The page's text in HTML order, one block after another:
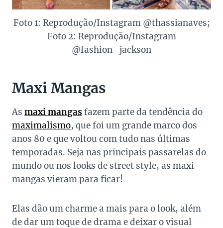
Foto 1: Reprodução/Instagram @thassianaves;
Foto 2: Reprodução/Instagram
@fashion_jackson
Maxi Mangas
As maxi mangasfazem parte da tendência do
maximalismo, que foi um grande marco dos
anos 80 e que voltou com tudo nas últimas
temporadas. Seja nas principais passarelas do
mundo ou nos looks de street style, as maxi
mangas vieram para ficar!
Elas dão um charme a mais para o look, além
de dar um toque de drama e deixar o visual